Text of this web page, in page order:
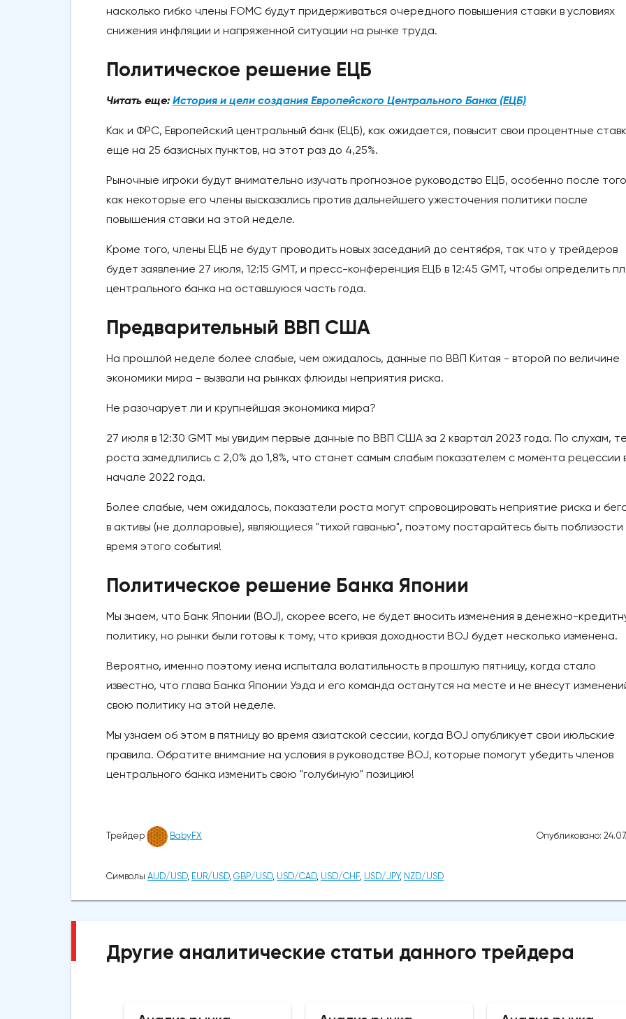
насколько гибко члены FOMC будут придерживаться очередного повышения ставки в условиях
снижения инфляции и напряженной ситуации на рынке труда.
Политическое решение ЕЦБ
Читать еще: История и цели создания Европейского Центрального Банка (ЕЦБ)
Как и ФРС, Европейский центральный банк (ЕЦБ), как ожидается, повысит свои процентные
еще на 25 базисных пунктов, на этот раз до 4,25%.
Рыночные игроки будут внимательно изучать прогнозное руководство ЕЦБ, особенно после
как некоторые его члены высказались против дальнейшего ужесточения политики после
повышения ставки на этой неделе.
Кроме того, члены ЕЦБ не будут проводить новых заседаний до сентября, так что у трейдеров
будет заявление 27 июля, 12:15 GMT, и пресс-конференция ЕЦБ в 12:45 GMT, чтобы определить
центрального банка на оставшуюся часть года.
Предварительный ВВП США
На прошлой неделе более слабые, чем ожидалось, данные по ВВП Китая - второй по величине
экономики мира - вызвали на рынках флюиды неприятия риска.
Не разочарует ли и крупнейшая экономика мира?
27 июля в 12:30 GMT мы увидим первые данные по ВВП США за 2 квартал 2023 года. По слухам,
роста замедлились с 2,0% до 1,8%, что станет самым слабым показателем с момента рецессии
начале 2022 года.
Более слабые, чем ожидалось, показатели роста могут спровоцировать неприятие риска и
в активы (не долларовые), являющиеся "тихой гаванью", поэтому постарайтесь быть поблизости
время этого события!
Политическое решение Банка Японии
Мы знаем, что Банк Японии (BOJ), скорее всего, не будет вносить изменения в денежно-
политику, но рынки были готовы к тому, что кривая доходности BOJ будет несколько изменена.
Вероятно, именно поэтому иена испытала волатильность в прошлую пятницу, когда стало
известно, что глава Банка Японии Уэда и его команда останутся на месте и не внесут
свою политику на этой неделе.
Мы узнаем об этом в пятницу во время азиатской сессии, когда BOJ опубликует свои июльские
правила. Обратите внимание на условия в руководстве BOJ, которые помогут убедить членов
центрального банка изменить свою "голубиную" позицию!
Трейдер BabyFX Опубликовано:
Символы AUD/USD, EUR/USD, GBP/USD, USD/CAD, USD/CHF, USD/JPY, NZD/USD
Другие аналитические статьи данного трейдера